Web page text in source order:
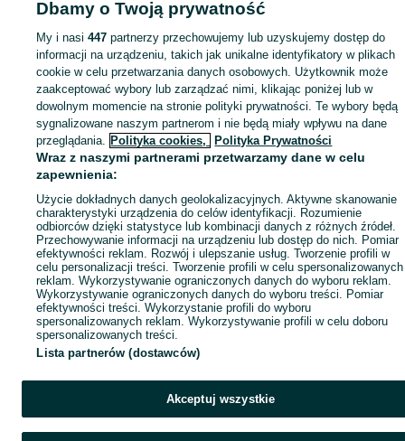
Mapa kategorii
Mapa miejscowości
Mapa ministron
Popularne wyszukiwania
Dbamy o Twoją prywatność
My i nasi447 partnerzy przechowujemy lub uzyskujemy dostęp do
informacji na urządzeniu, takich jak unikalne identyfikatory w plikach
cookie w celu przetwarzania danych osobowych. Użytkownik może
zaakceptować wybory lub zarządzać nimi, klikając poniżej lub w
dowolnym momencie na stronie polityki prywatności. Te wybory będą
sygnalizowane naszym partnerom i nie będą miały wpływu na dane
przeglądania. Polityka cookies, Polityka Prywatności
Wraz z naszymi partnerami przetwarzamy dane w celu
zapewnienia:
Użycie dokładnych danych geolokalizacyjnych. Aktywne skanowanie
charakterystyki urządzenia do celów identyfikacji. Rozumienie
odbiorców dzięki statystyce lub kombinacji danych z różnych źródeł.
Przechowywanie informacji na urządzeniu lub dostęp do nich. Pomiar
efektywności reklam. Rozwój i ulepszanie usług. Tworzenie profili w
celu personalizacji treści. Tworzenie profili w celu spersonalizowanych
reklam. Wykorzystywanie ograniczonych danych do wyboru reklam.
Wykorzystywanie ograniczonych danych do wyboru treści. Pomiar
efektywności treści. Wykorzystanie profili do wyboru
spersonalizowanych reklam. Wykorzystywanie profili w celu doboru
spersonalizowanych treści.
Lista partnerów (dostawców)
Akceptuj wszystkie